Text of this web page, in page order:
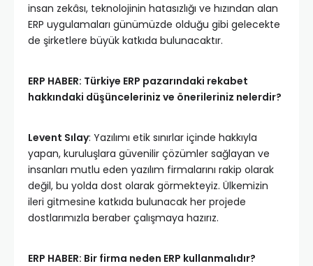
insan zekâsı, teknolojinin hatasızlığı ve hızından alan
ERP uygulamaları günümüzde olduğu gibi gelecekte
de şirketlere büyük katkıda bulunacaktır.
ERP HABER: Türkiye ERP pazarındaki rekabet
hakkındaki düşünceleriniz ve önerileriniz nelerdir?
Levent Sılay: Yazılımı etik sınırlar içinde hakkıyla
yapan, kuruluşlara güvenilir çözümler sağlayan ve
insanları mutlu eden yazılım firmalarını rakip olarak
değil, bu yolda dost olarak görmekteyiz. Ülkemizin
ileri gitmesine katkıda bulunacak her projede
dostlarımızla beraber çalışmaya hazırız.
ERP HABER: Bir firma neden ERP kullanmalıdır?